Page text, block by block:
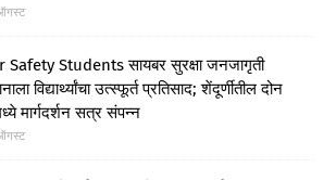
Safety Students सायबर सुरक्षा जनजागृती
विद्यार्थ्यांचा उत्स्फूर्त प्रतिसाद; शेंदूर्णीतील दोन
मार्गदर्शन सत्र संपन्न